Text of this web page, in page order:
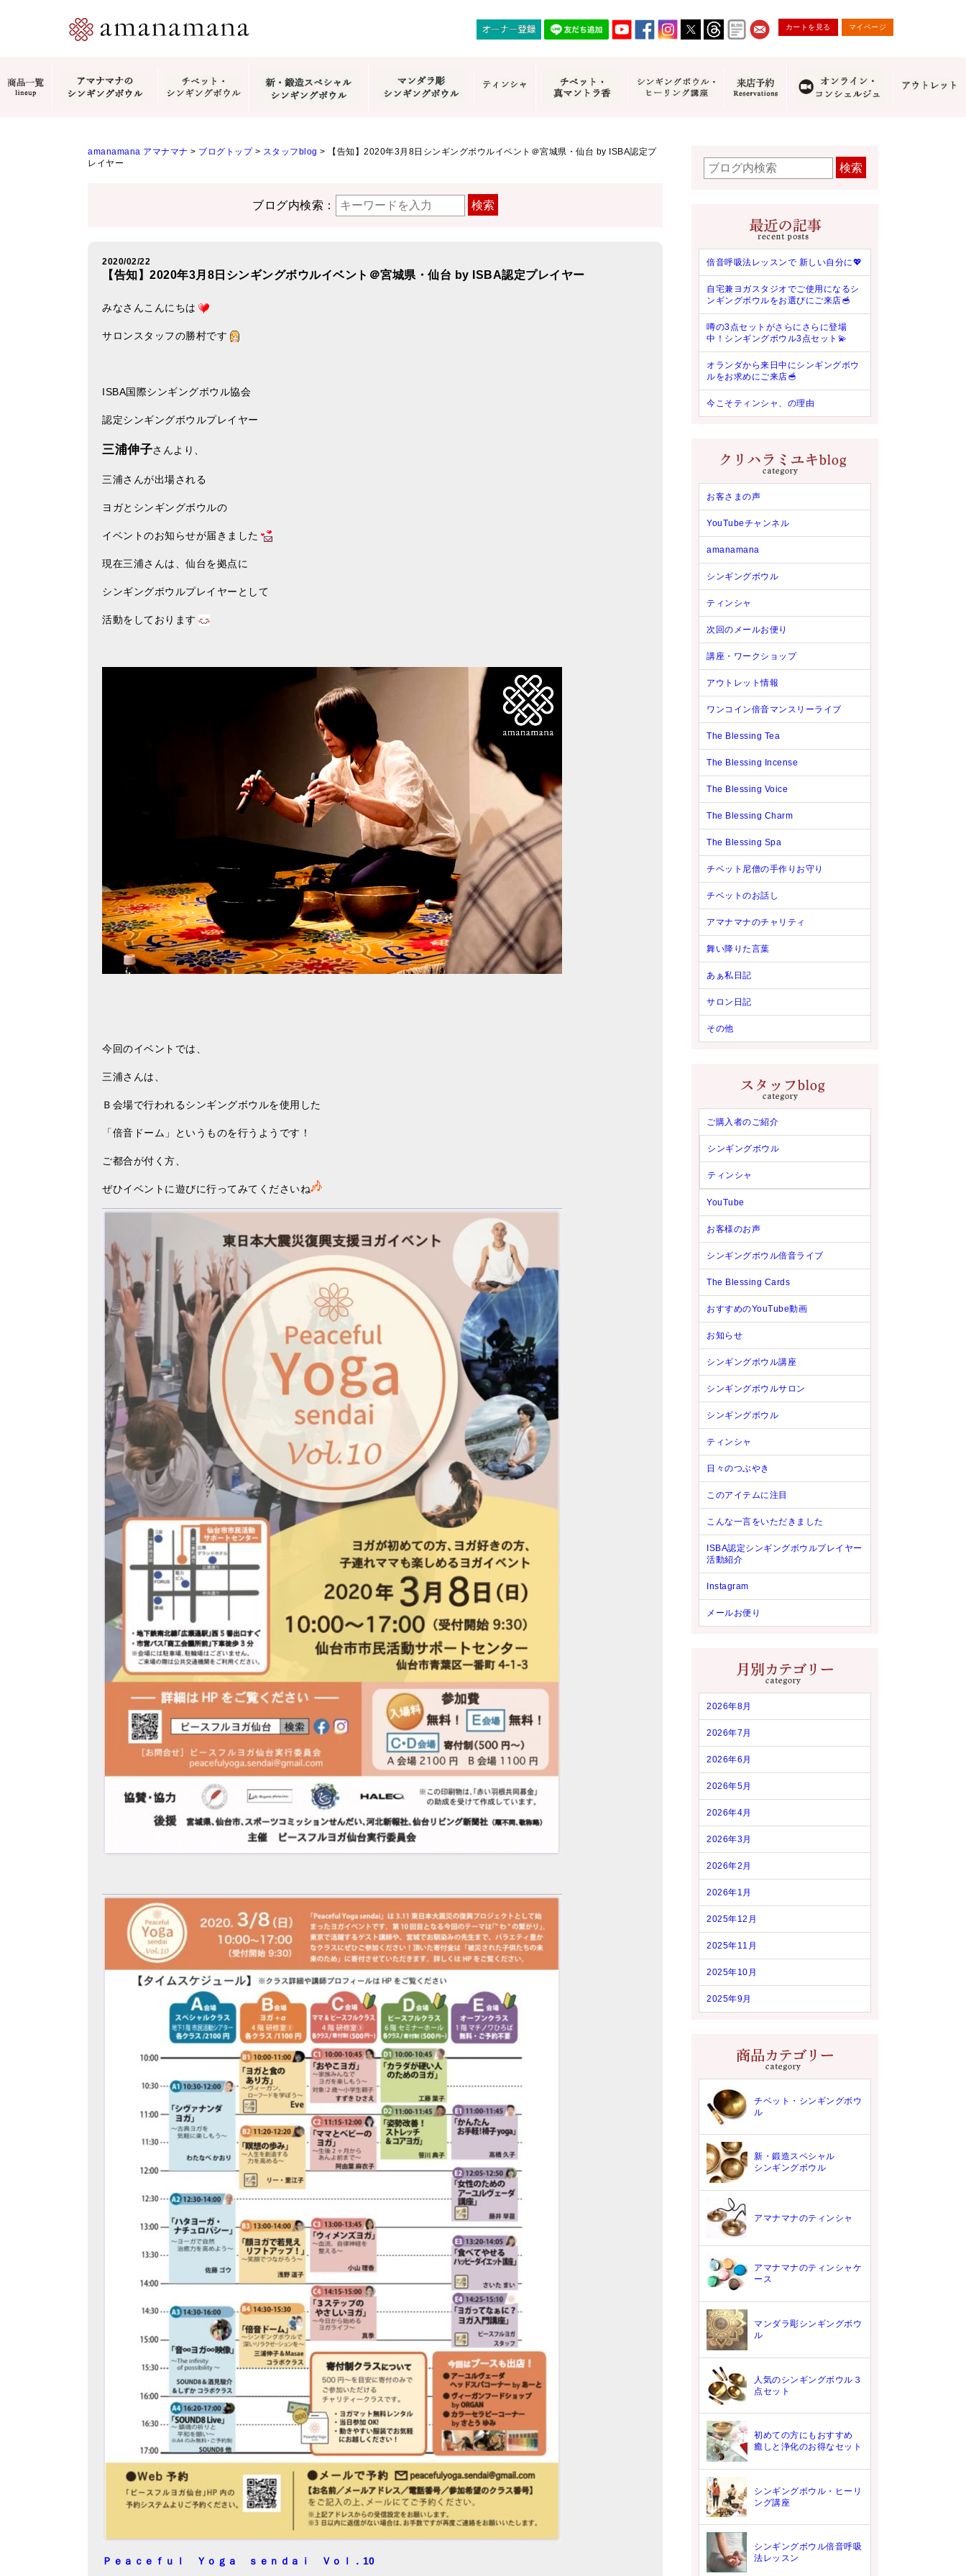
カートを見る マイページ
amanamana アマナマナ > ブログトップ> スタッフblog >
【告知】2020年3月8日シンギングボウルイベント＠宮城県・仙台 by ISBA認定プ
レイヤー
ブログ内検索： 検索
2020/02/22
【告知】2020年3月8日シンギングボウルイベント＠宮城県・仙台 by ISBA認定プレイヤー
みなさんこんにちは
サロンスタッフの勝村です
ISBA国際シンギングボウル協会
認定シンギングボウルプレイヤー
三浦伸子さんより、
三浦さんが出場される
ヨガとシンギングボウルの
イベントのお知らせが届きました
現在三浦さんは、仙台を拠点に
シンギングボウルプレイヤーとして
活動をしております
今回のイベントでは、
三浦さんは、
Ｂ会場で行われるシンギングボウルを使用した
「倍音ドーム」というものを行うようです！
ご都合が付く方、
ぜひイベントに遊びに行ってみてくださいね
Ｐｅａｃｅｆｕｌ Ｙｏｇａ ｓｅｎｄａｉ Ｖｏｌ．10
検索
倍音呼吸法レッスンで 新しい自分に💖
自宅兼ヨガスタジオでご使用になるシ
ンギングボウルをお選びにご来店🥣
噂の3点セットがさらにさらに登場
中！シンギングボウル3点セット💫
オランダから来日中にシンギングボウ
ルをお求めにご来店🥣
今こそティンシャ、の理由
お客さまの声
YouTubeチャンネル
amanamana
シンギングボウル
ティンシャ
次回のメールお便り
講座・ワークショップ
アウトレット情報
ワンコイン倍音マンスリーライブ
The Blessing Tea
The Blessing Incense
The Blessing Voice
The Blessing Charm
The Blessing Spa
チベット尼僧の手作りお守り
チベットのお話し
アマナマナのチャリティ
舞い降りた言葉
あぁ私日記
サロン日記
その他
ご購入者のご紹介
シンギングボウル
ティンシャ
YouTube
お客様のお声
シンギングボウル倍音ライブ
The Blessing Cards
おすすめのYouTube動画
お知らせ
シンギングボウル講座
シンギングボウルサロン
シンギングボウル
ティンシャ
日々のつぶやき
このアイテムに注目
こんな一言をいただきました
ISBA認定シンギングボウルプレイヤー
活動紹介
Instagram
メールお便り
2026年8月
2026年7月
2026年6月
2026年5月
2026年4月
2026年3月
2026年2月
2026年1月
2025年12月
2025年11月
2025年10月
2025年9月
チベット・シンギングボウ
ル
新・鍛造スペシャル
シンギングボウル
アマナマナのティンシャ
アマナマナのティンシャケ
ース
マンダラ彫シンギングボウ
ル
人気のシンギングボウル３
点セット
初めての方にもおすすめ
癒しと浄化のお得なセット
シンギングボウル・ヒーリ
ング講座
シンギングボウル倍音呼吸
法レッスン